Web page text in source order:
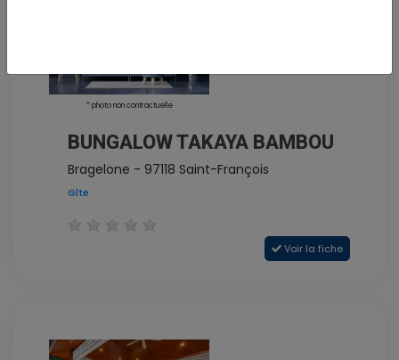
* photo non contractuelle
BUNGALOW TAKAYA BAMBOU
Bragelone - 97118 Saint-François
Gîte
Voir la fiche